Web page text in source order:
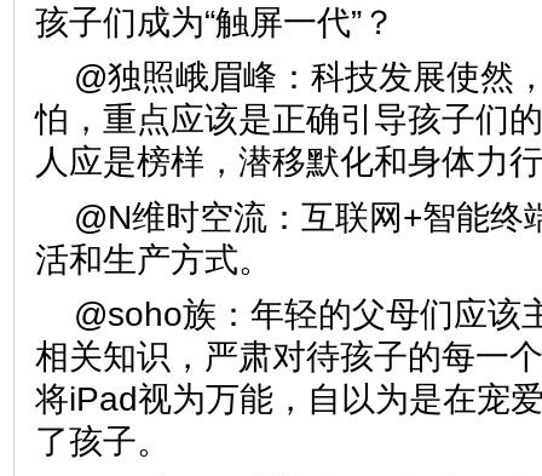
孩子们成为“触屏一代”？
@独照峨眉峰：科技发展使然
怕，重点应该是正确引导孩子们
人应是榜样，潜移默化和身体
@N维时空流：互联网+智能终
活和生产方式。
@soho族：年轻的父母们应该
相关知识，严肃对待孩子的每一
将iPad视为万能，自以为是在宠
了孩子。